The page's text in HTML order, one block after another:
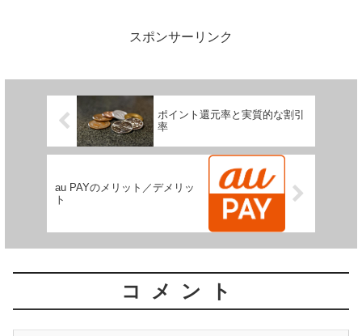
スポンサーリンク
ポイント還元率と実質的な割引
率
au PAYのメリット／デメリッ
ト
コメント